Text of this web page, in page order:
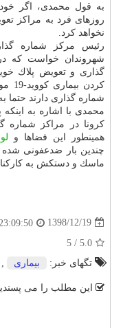
به قول محمدی، اگر
روزهای فرد به مراكز
نخواهد كرد.
رئیس مركز شماره
شهروندان خواست كه
گذاری و تعویض پلاك
شماره گذاری دارند حتما
محمدی با اشاره به اینكه
كرونا در مراكز
همینطور این فضاها و
چندین بار ضدعفونی شده
ماسك و دستكش به
1398/12/19
23:09:50
5.0
/
5
تگهای خبر:
بیماری
این مطلب را می